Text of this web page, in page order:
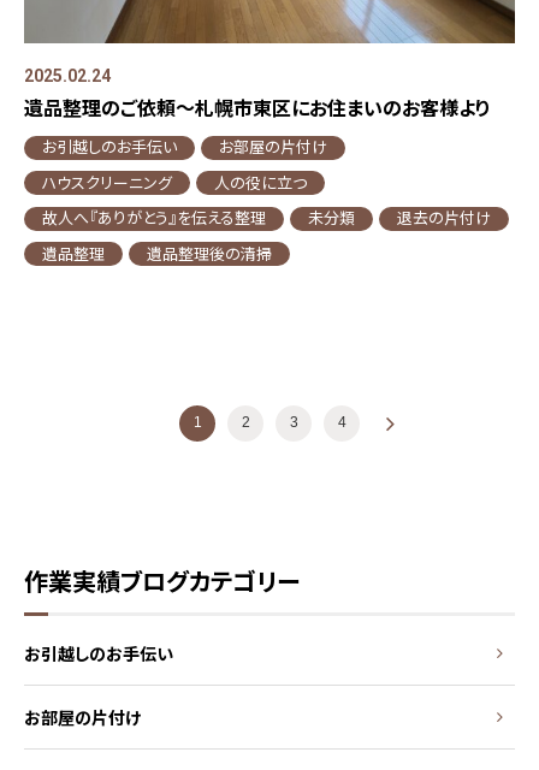
2025.02.24
遺品整理のご依頼～札幌市東区にお住まいのお客様より
お引越しのお手伝い
お部屋の片付け
ハウスクリーニング
人の役に立つ
故人へ『ありがとう』を伝える整理
未分類
退去の片付け
遺品整理
遺品整理後の清掃
投稿ナビゲーション
1 2 3 4 »
作業実績ブログカテゴリー
お引越しのお手伝い
お部屋の片付け